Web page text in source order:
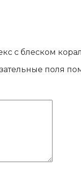
с блеском
поля